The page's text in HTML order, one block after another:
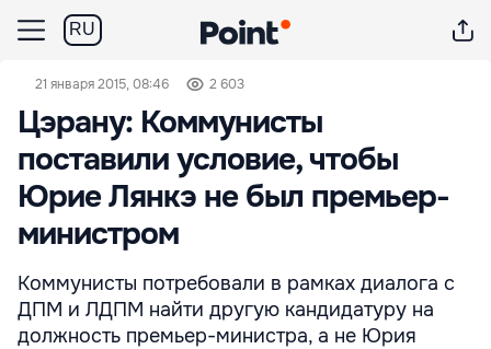
RU
21 января 2015, 08:46 2 603
Цэрану: Коммунисты
поставили условие, чтобы
Юрие Лянкэ не был премьер-
министром
Коммунисты потребовали в рамках диалога с
ДПМ и ЛДПМ найти другую кандидатуру на
должность премьер-министра, а не Юрия